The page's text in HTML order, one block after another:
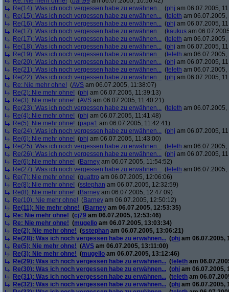
Re(14): Was ich noch vergessen habe zu erwähnen... (phj am 06.07.2005,
Re(15): Was ich noch vergessen habe zu erwähnen... (teleth am 06.07.2005,
Re(16): Was ich noch vergessen habe zu erwähnen... (phj am 06.07.2005,
Re(17): Was ich noch vergessen habe zu erwähnen... (kaukus am
Re(17): Was ich noch vergessen habe zu erwähnen... (teleth am 06.07.2005,
Re(18): Was ich noch vergessen habe zu erwähnen... (phj am 06.07.2005,
Re(19): Was ich noch vergessen habe zu erwähnen... (teleth am 06.07.2005,
Re(20): Was ich noch vergessen habe zu erwähnen... (phj am 06.07.2005,
Re(21): Was ich noch vergessen habe zu erwähnen... (teleth am 06.07.2005,
Re(22): Was ich noch vergessen habe zu erwähnen... (phj am 06.07.2005,
Re: Nie mehr ohne! (AVS am 06.07.2005, 11:38:07)
Re(2): Nie mehr ohne! (phj am 06.07.2005, 11:39:13)
Re(3): Nie mehr ohne! (AVS am 06.07.2005, 11:40:21)
Re(23): Was ich noch vergessen habe zu erwähnen... (teleth am 06.07.2005,
Re(4): Nie mehr ohne! (phj am 06.07.2005, 11:41:48)
Re(5): Nie mehr ohne! (papa1 am 06.07.2005, 11:42:41)
Re(24): Was ich noch vergessen habe zu erwähnen... (phj am 06.07.2005,
Re(6): Nie mehr ohne! (phj am 06.07.2005, 11:43:00)
Re(25): Was ich noch vergessen habe zu erwähnen... (teleth am 06.07.2005,
Re(26): Was ich noch vergessen habe zu erwähnen... (phj am 06.07.2005,
Re(6): Nie mehr ohne! (Barney am 06.07.2005, 11:54:52)
Re(27): Was ich noch vergessen habe zu erwähnen... (teleth am 06.07.2005,
Re(7): Nie mehr ohne! (quattro am 06.07.2005, 12:06:06)
Re(8): Nie mehr ohne! (sstephan am 06.07.2005, 12:32:59)
Re(8): Nie mehr ohne! (Barney am 06.07.2005, 12:47:09)
Re(10): Nie mehr ohne! (Barney am 06.07.2005, 12:50:12)
Re(11): Nie mehr ohne! (Barney am 06.07.2005, 12:53:35)
Re: Nie mehr ohne! (cj79 am 06.07.2005, 12:53:46)
Re: Nie mehr ohne! (mugello am 06.07.2005, 13:03:34)
Re(2): Nie mehr ohne! (sstephan am 06.07.2005, 13:06:21)
Re(28): Was ich noch vergessen habe zu erwähnen... (phj am 06.07.2005,
Re(5): Nie mehr ohne! (AVS am 06.07.2005, 13:11:00)
Re(3): Nie mehr ohne! (mugello am 06.07.2005, 13:12:46)
Re(29): Was ich noch vergessen habe zu erwähnen... (teleth am
Re(30): Was ich noch vergessen habe zu erwähnen... (phj am 06.07.2005,
Re(31): Was ich noch vergessen habe zu erwähnen... (teleth am
Re(32): Was ich noch vergessen habe zu erwähnen... (phj am 06.07.2005,